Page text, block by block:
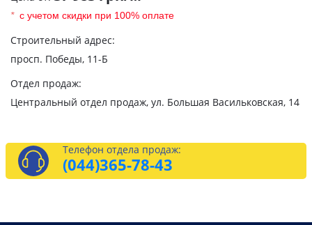
*с учетом скидки при 100% оплате
Строительный адрес:
просп. Победы, 11-Б
Отдел продаж:
Центральный отдел продаж, ул. Большая Васильковская, 14
Телефон отдела продаж:
(044)365-78-43